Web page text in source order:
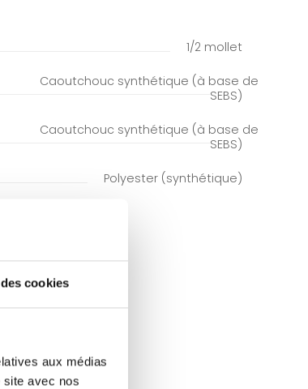
cookies
aux médias
site avec nos
1/2 mollet
Caoutchouc synthétique (à base de
SEBS)
Caoutchouc synthétique (à base de
SEBS)
Polyester (synthétique)